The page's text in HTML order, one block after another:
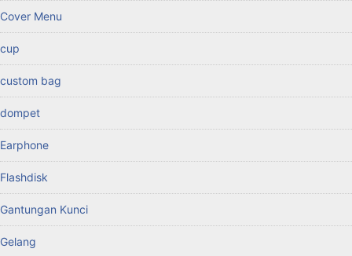
Cover Menu
cup
custom bag
dompet
Earphone
Flashdisk
Gantungan Kunci
Gelang